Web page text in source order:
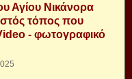
Αγίου Νικάνορα
τόπος που
- φωτογραφικό